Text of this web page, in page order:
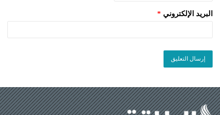
البريد الإلكتروني *